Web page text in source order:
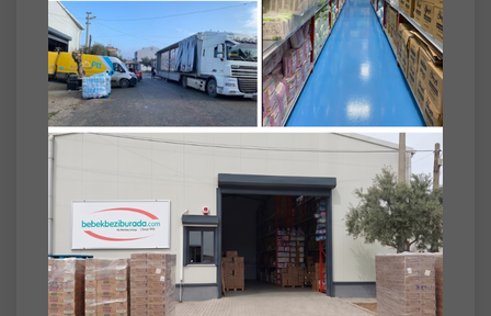
Türü Külot
Kg Aralığı 17-30
Yaş 4-7
Ekonomik Pk Serisi
Drynites Emici Gece Külodu/Külot Bez Kız 4-
7 Yaş (17-30KG) Large 50 Adet (5PK*10) (Alt
Islatmalara Karşı)